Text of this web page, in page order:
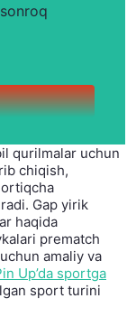
qurilmalar uchun
chiqish,
Gap yirik
haqida
prematch
amaliy va
Up’da sportga
sport turini